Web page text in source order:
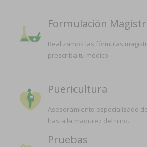
Formulación
Realizamos las fórmulas
prescriba tu médico.
Puericultura
Asesoramiento especializado
hasta la madurez del niño.
Pruebas